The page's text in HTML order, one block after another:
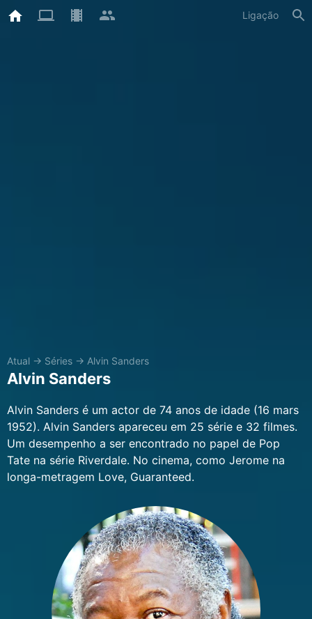
Ligação
Atual → Séries → Alvin Sanders
Alvin Sanders
Alvin Sanders é um actor de 74 anos de idade (16 mars
1952). Alvin Sanders apareceu em 25 série e 32 filmes.
Um desempenho a ser encontrado no papel de Pop
Tate na série Riverdale. No cinema, como Jerome na
longa-metragem Love, Guaranteed.